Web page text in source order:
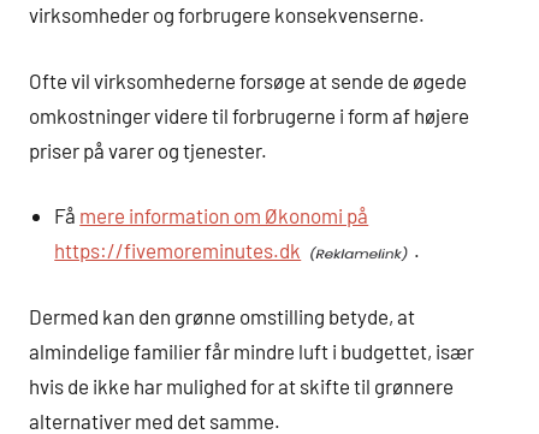
virksomheder og forbrugere konsekvenserne.
Ofte vil virksomhederne forsøge at sende de øgede
omkostninger videre til forbrugerne i form af højere
priser på varer og tjenester.
Få mere information om Økonomi på
https://fivemoreminutes.dk
.
Dermed kan den grønne omstilling betyde, at
almindelige familier får mindre luft i budgettet, især
hvis de ikke har mulighed for at skifte til grønnere
alternativer med det samme.